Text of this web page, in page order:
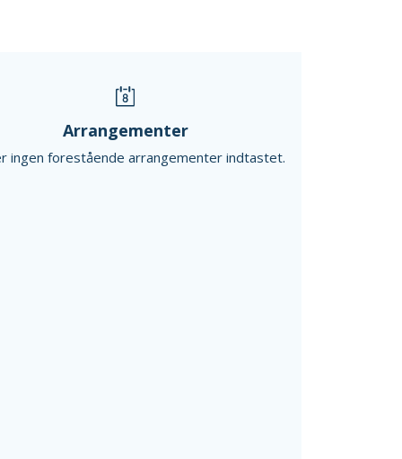
Arrangementer
ingen forestående arrangementer indtastet.